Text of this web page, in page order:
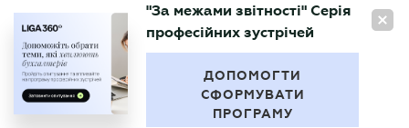
UA
БУХГАЛТЕР
"За межами звітності" Серія
професійних зустрічей
ДОПОМОГТИ
СФОРМУВАТИ
ПРОГРАМУ